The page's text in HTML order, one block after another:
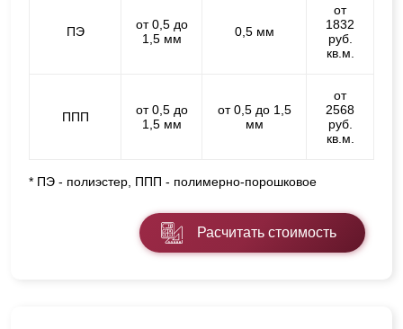
ПЭ
от 0,5 до
1,5 мм
0,5 мм
от
1832
руб.
кв.м.
ППП
от 0,5 до
1,5 мм
от 0,5 до 1,5
мм
от
2568
руб.
кв.м.
* ПЭ - полиэстер, ППП - полимерно-порошковое
Расчитать стоимость